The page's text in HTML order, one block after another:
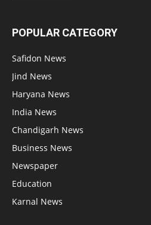
POPULAR CATEGORY
Safidon News
Jind News
Haryana News
India News
Chandigarh News
Business News
Newspaper
Education
Karnal News